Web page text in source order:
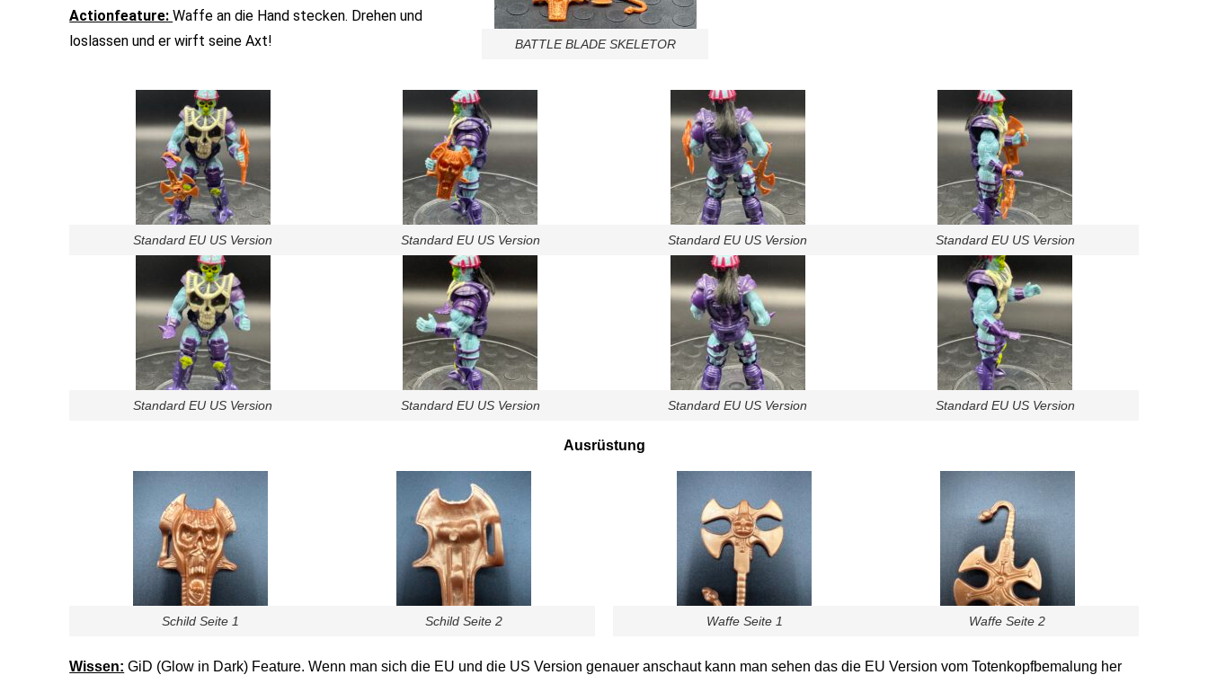
Actionfeature:Waffe an die Hand stecken. Drehen und
loslassen und er wirft seine Axt!
BATTLE BLADE SKELETOR
Standard EU US Version Standard EU US Version Standard EU US Version Standard EU US Version
Standard EU US Version Standard EU US Version Standard EU US Version Standard EU US Version
Ausrüstung
Schild Seite 1 Schild Seite 2 Waffe Seite 1 Waffe Seite 2
Wissen: GiD (Glow in Dark) Feature. Wenn man sich die EU und die US Version genauer anschaut kann man sehen das die EU Version vom Totenkopfbemalung her